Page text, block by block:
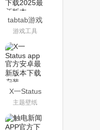
tabtab游戏
平台(taptap)
官方下载
2025最新版
游戏工具
X一Status
app官方安
卓最新版本
下载安装
主题壁纸